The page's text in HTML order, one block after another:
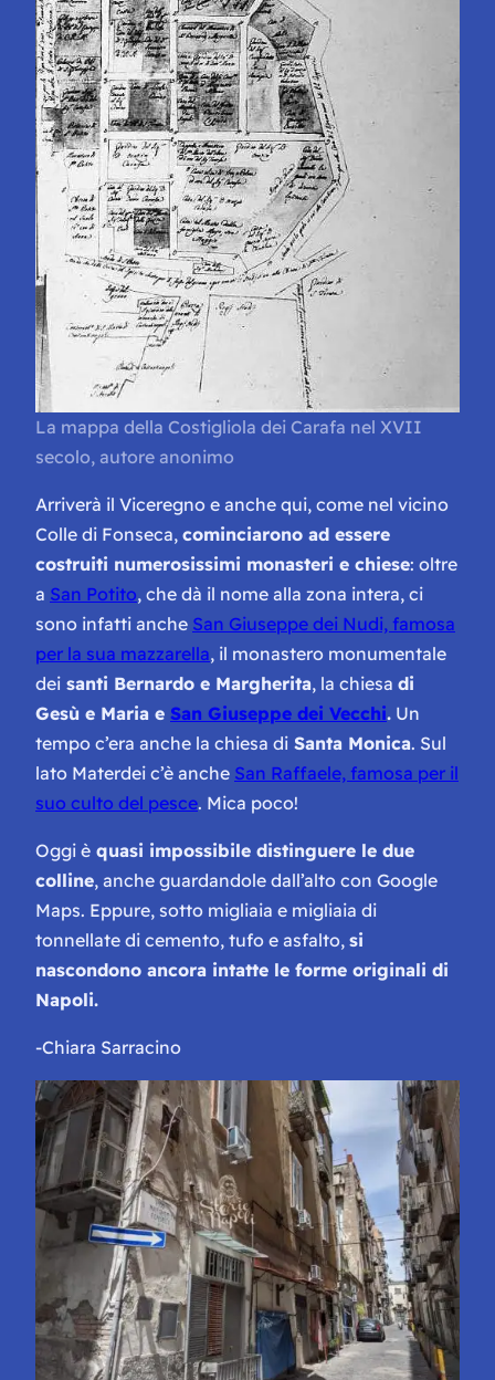
La mappa della Costigliola dei Carafa nel XVII
secolo, autore anonimo
Arriverà il Viceregno e anche qui, come nel vicino
Colle di Fonseca, cominciarono ad essere
costruiti numerosissimi monasteri e chiese: oltre
a San Potito, che dà il nome alla zona intera, ci
sono infatti anche San Giuseppe dei Nudi, famosa
per la sua mazzarella, il monastero monumentale
dei santi Bernardo e Margherita, la chiesa di
Gesù e Maria e San Giuseppe dei Vecchi. Un
tempo c’era anche la chiesa di Santa Monica. Sul
lato Materdei c’è anche San Raffaele, famosa per il
suo culto del pesce. Mica poco!
Oggi è quasi impossibile distinguere le due
colline, anche guardandole dall’alto con Google
Maps. Eppure, sotto migliaia e migliaia di
tonnellate di cemento, tufo e asfalto, si
nascondono ancora intatte le forme originali di
Napoli.
-Chiara Sarracino